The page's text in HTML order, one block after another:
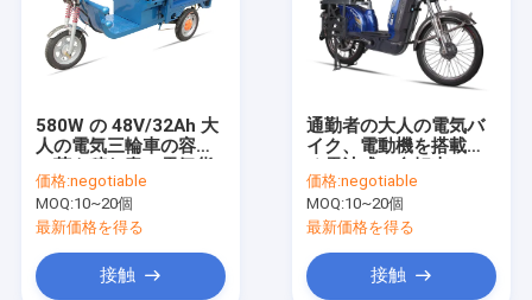
580W の 48V/32Ah 大
人の電気三輪車の容易
物三輪車
価格:negotiable
MOQ:10~20個
最新価格を得る
接触
通勤者の大人の電気バ
イク、電動機を搭載す
価格:negotiable
MOQ:10~20個
最新価格を得る
接触